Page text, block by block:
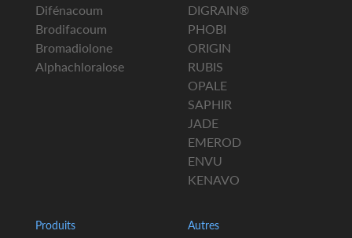
Difénacoum
Brodifacoum
Bromadiolone
Alphachloralose
DIGRAIN®
PHOBI
ORIGIN
RUBIS
OPALE
SAPHIR
JADE
EMEROD
ENVU
KENAVO
Produits Autres